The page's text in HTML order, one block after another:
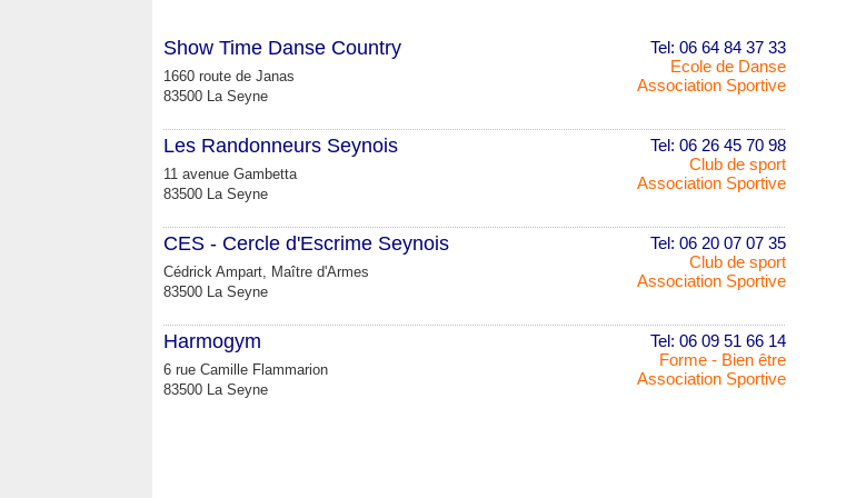
Tel: 06 64 84 37 33
Ecole de Danse
Association Sportive
Show Time Danse Country
1660 route de Janas
83500 La Seyne
Tel: 06 26 45 70 98
Club de sport
Association Sportive
Les Randonneurs Seynois
11 avenue Gambetta
83500 La Seyne
Tel: 06 20 07 07 35
Club de sport
Association Sportive
CES - Cercle d'Escrime Seynois
Cédrick Ampart, Maître d'Armes
83500 La Seyne
Tel: 06 09 51 66 14
Forme - Bien être
Association Sportive
Harmogym
6 rue Camille Flammarion
83500 La Seyne